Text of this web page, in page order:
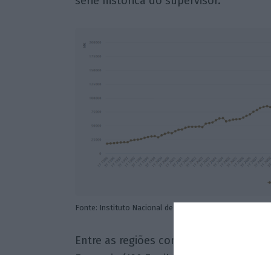
Fonte: Instituto Nacional de Estatística
Entre as regiões com maior peso no